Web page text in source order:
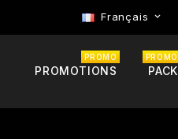
Français 
PROMOTIONS
PROMO
PACK
PROMO